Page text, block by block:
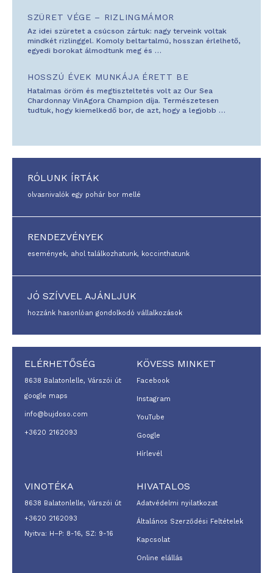
SZÜRET VÉGE – RIZLINGMÁMOR
Az idei szüretet a csúcson zártuk: nagy terveink voltak
mindkét rizlinggel. Komoly beltartalmú, hosszan érlelhető,
egyedi borokat álmodtunk meg és …
HOSSZÚ ÉVEK MUNKÁJA ÉRETT BE
Hatalmas öröm és megtiszteltetés volt az Our Sea
Chardonnay VinAgora Champion díja. Természetesen
tudtuk, hogy kiemelkedő bor, de azt, hogy a legjobb …
RÓLUNK ÍRTÁK
olvasnivalók egy pohár bor mellé
RENDEZVÉNYEK
események, ahol találkozhatunk, koccinthatunk
JÓ SZÍVVEL AJÁNLJUK
hozzánk hasonlóan gondolkodó vállalkozások
ELÉRHETŐSÉG
8638 Balatonlelle, Várszói út
google maps
info@bujdoso.com
+3620 2162093
KÖVESS MINKET
Facebook
Instagram
YouTube
Google
Hírlevél
VINOTÉKA
8638 Balatonlelle, Várszói út
+3620 2162093
Nyitva: H–P: 8-16, SZ: 9-16
HIVATALOS
Adatvédelmi nyilatkozat
Általános Szerződési Feltételek
Kapcsolat
Online elállás